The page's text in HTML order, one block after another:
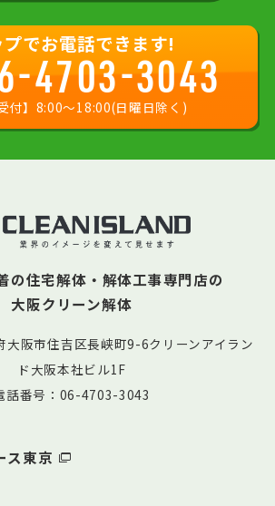
でお電話できます!
4703-3043
付】8:00〜18:00(日曜日除く)
の住宅解体・解体工事専門店の
大阪クリーン解体
阪市住吉区長峡町9-6クリーンアイラン
ド大阪本社ビル1F
話番号：06-4703-3043
ス東京